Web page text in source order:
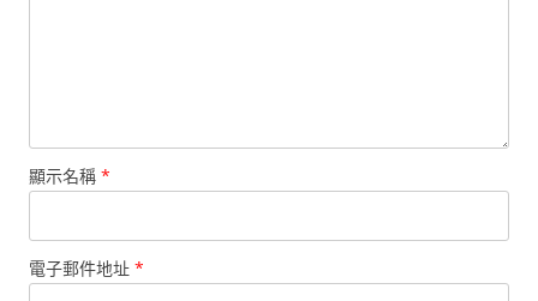
顯示名稱 *
電子郵件地址 *